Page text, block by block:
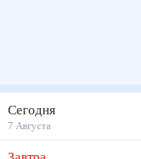
Сегодня
7 Августа